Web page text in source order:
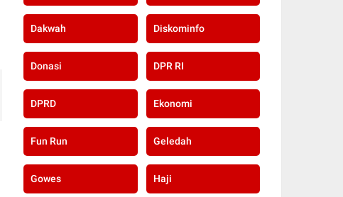
Dakwah Diskominfo
Donasi DPR RI
DPRD Ekonomi
Fun Run Geledah
Gowes Haji